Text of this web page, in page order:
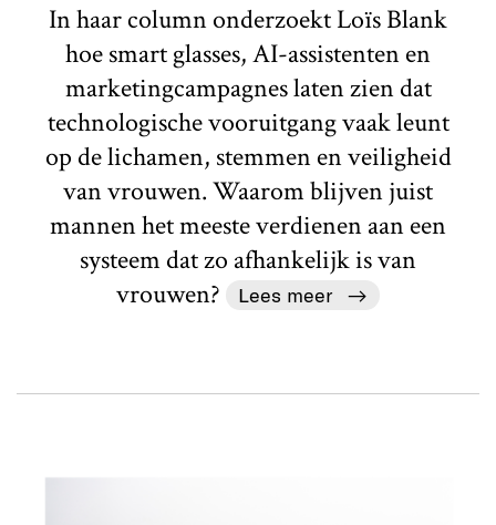
In haar column onderzoekt Loïs Blank
hoe smart glasses, AI-assistenten en
marketingcampagnes laten zien dat
technologische vooruitgang vaak leunt
op de lichamen, stemmen en veiligheid
van vrouwen. Waarom blijven juist
mannen het meeste verdienen aan een
systeem dat zo afhankelijk is van
vrouwen?
Lees meer